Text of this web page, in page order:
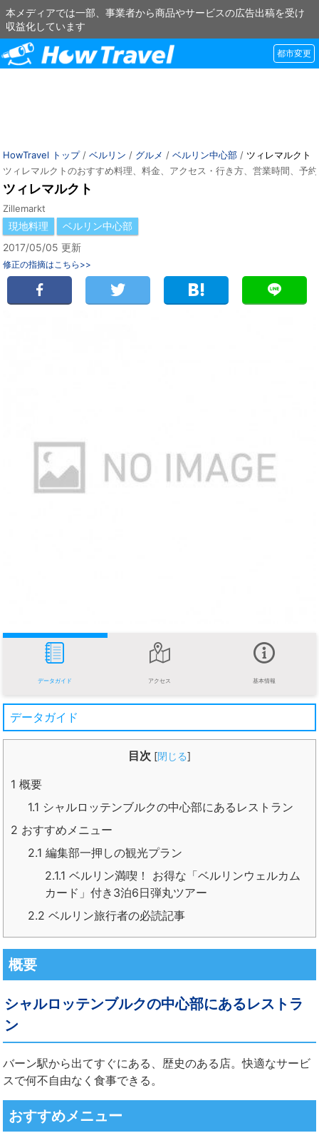
本メディアでは一部、事業者から商品やサービスの広告出稿を受け
収益化しています
都市変更
HowTravel トップ/ ベルリン / グルメ / ベルリン中心部 / ツィレマルクト
ツィレマルクトのおすすめ料理、料金、アクセス・行き方、営業時間、予約
ツィレマルクト
Zillemarkt
現地料理
ベルリン中心部
2017/05/05 更新
修正の指摘はこちら>>
データガイド アクセス 基本情報
データガイド
目次 [閉じる]
1 概要
1.1 シャルロッテンブルクの中心部にあるレストラン
2 おすすめメニュー
2.1 編集部一押しの観光プラン
2.1.1 ベルリン満喫！ お得な「ベルリンウェルカム
カード」付き3泊6日弾丸ツアー
2.2 ベルリン旅行者の必読記事
概要
シャルロッテンブルクの中心部にあるレストラ
ン
バーン駅から出てすぐにある、歴史のある店。快適なサービ
スで何不自由なく食事できる。
おすすめメニュー